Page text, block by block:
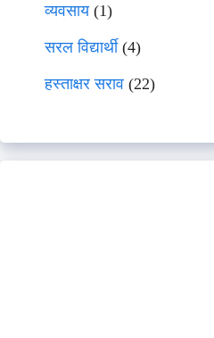
व्यवसाय(1)
सरल विद्यार्थी(4)
हस्ताक्षर सराव (22)